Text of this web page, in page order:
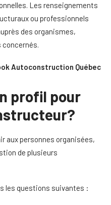
Les renseignements
ou professionnels
des organismes,
Autoconstruction Québec
profil pour
aux personnes organisées,
de plusieurs
les questions suivantes :